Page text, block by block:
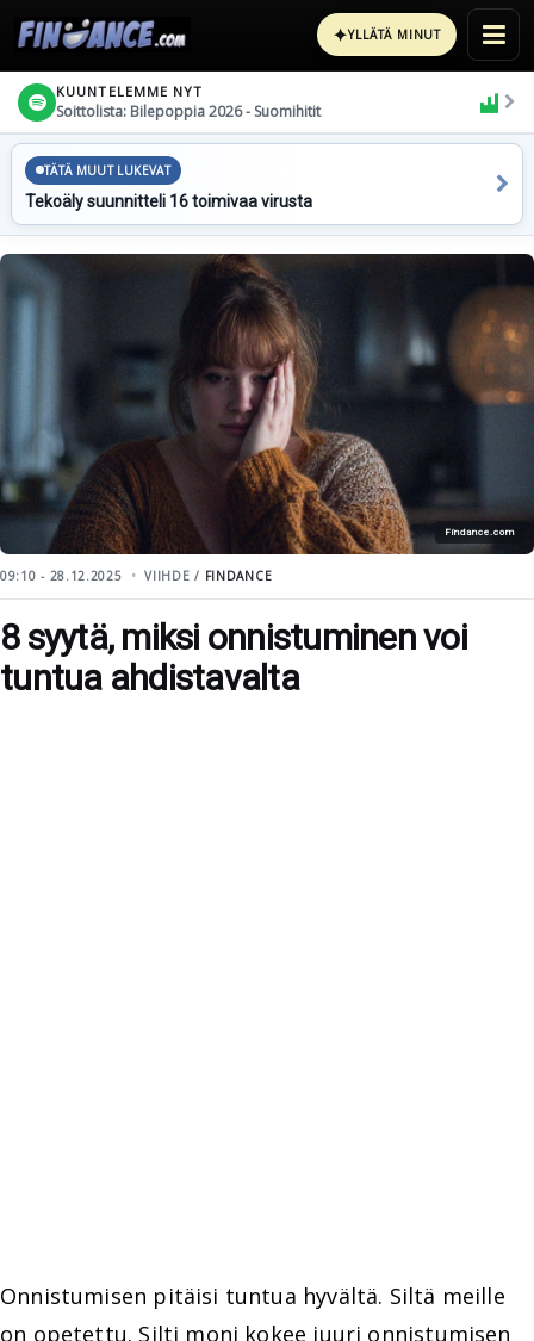
✦YLLÄTÄ MINUT
KUUNTELEMME NYT
Soittolista: Bilepoppia 2026 - Suomihitit
TÄTÄ MUUT LUKEVAT
Tekoäly suunnitteli 16 toimivaa virusta
Findance.com
09:10 - 28.12.2025 VIIHDE / FINDANCE
8 syytä, miksi onnistuminen voi
tuntua ahdistavalta
Onnistumisen pitäisi tuntua hyvältä. Siltä meille
on opetettu. Silti moni kokee juuri onnistumisen